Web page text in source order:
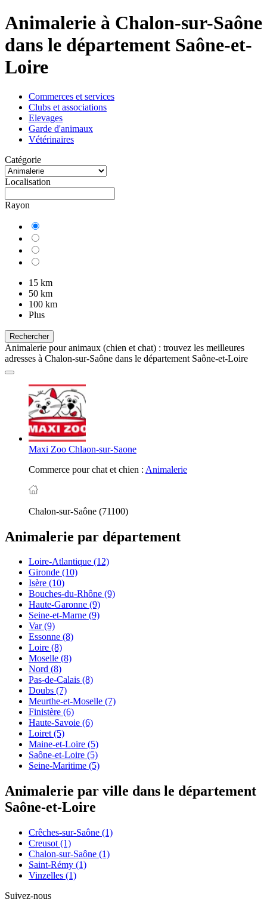
Animalerie à Chalon-sur-Saône
dans le département Saône-et-
Loire
Commerces et services
Clubs et associations
Elevages
Garde d'animaux
Vétérinaires
Catégorie
Localisation
Rayon
15 km
50 km
100 km
Plus
Rechercher
Animalerie pour animaux (chien et chat) : trouvez les meilleures
adresses à Chalon-sur-Saône dans le département Saône-et-Loire
Maxi Zoo Chlaon-sur-Saone
Commerce pour chat et chien : Animalerie
Chalon-sur-Saône (71100)
Animalerie par département
Loire-Atlantique (12)
Gironde (10)
Isère (10)
Bouches-du-Rhône (9)
Haute-Garonne (9)
Seine-et-Marne (9)
Var(9)
Essonne (8)
Loire (8)
Moselle (8)
Nord (8)
Pas-de-Calais (8)
Doubs (7)
Meurthe-et-Moselle (7)
Finistère (6)
Haute-Savoie (6)
Loiret(5)
Maine-et-Loire (5)
Saône-et-Loire (5)
Seine-Maritime (5)
Animalerie par ville dans le département
Saône-et-Loire
Crêches-sur-Saône (1)
Creusot (1)
Chalon-sur-Saône (1)
Saint-Rémy (1)
Vinzelles (1)
Suivez-nous